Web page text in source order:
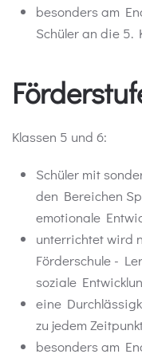
besonders am
Schüler an die 5.
Klassen 5 und 6:
Schüler mit
den Bereichen
emotionale
unterrichtet wird
Förderschule -
soziale
eine
zu jedem
besonders am